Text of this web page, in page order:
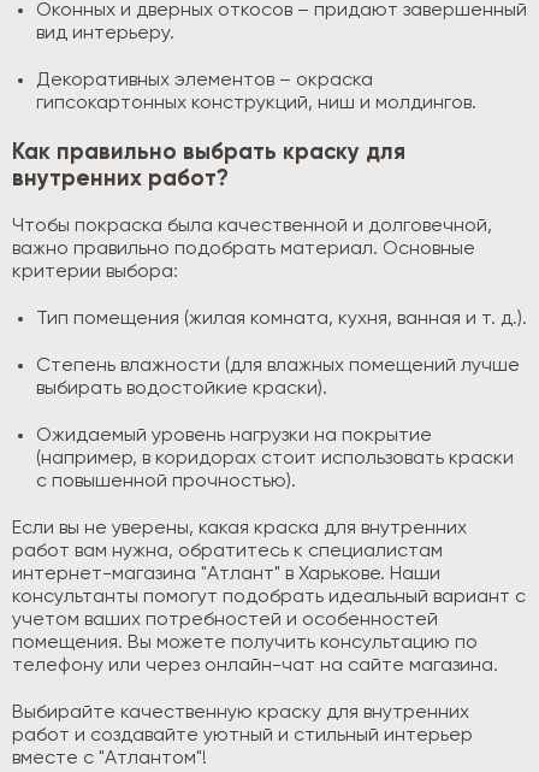
Оконных и дверных откосов – придают завершенный
вид интерьеру.
Декоративных элементов – окраска
гипсокартонных конструкций, ниш и молдингов.
Как правильно выбрать краску для
внутренних работ?
Чтобы покраска была качественной и долговечной,
важно правильно подобрать материал. Основные
критерии выбора:
Тип помещения (жилая комната, кухня, ванная и т. д.).
Степень влажности (для влажных помещений лучше
выбирать водостойкие краски).
Ожидаемый уровень нагрузки на покрытие
(например, в коридорах стоит использовать краски
с повышенной прочностью).
Если вы не уверены, какая краска для внутренних
работ вам нужна, обратитесь к специалистам
интернет-магазина "Атлант" в Харькове. Наши
консультанты помогут подобрать идеальный вариант с
учетом ваших потребностей и особенностей
помещения. Вы можете получить консультацию по
телефону или через онлайн-чат на сайте магазина.
Выбирайте качественную краску для внутренних
работ и создавайте уютный и стильный интерьер
вместе с "Атлантом"!